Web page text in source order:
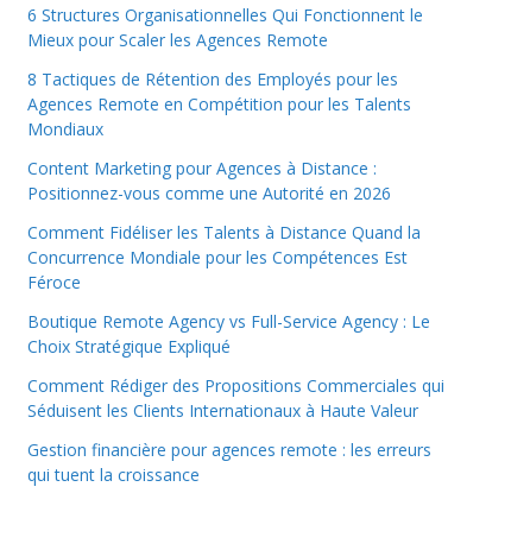
6 Structures Organisationnelles Qui Fonctionnent le
Mieux pour Scaler les Agences Remote
8 Tactiques de Rétention des Employés pour les
Agences Remote en Compétition pour les Talents
Mondiaux
Content Marketing pour Agences à Distance :
Positionnez-vous comme une Autorité en 2026
Comment Fidéliser les Talents à Distance Quand la
Concurrence Mondiale pour les Compétences Est
Féroce
Boutique Remote Agency vs Full-Service Agency : Le
Choix Stratégique Expliqué
Comment Rédiger des Propositions Commerciales qui
Séduisent les Clients Internationaux à Haute Valeur
Gestion financière pour agences remote : les erreurs
qui tuent la croissance